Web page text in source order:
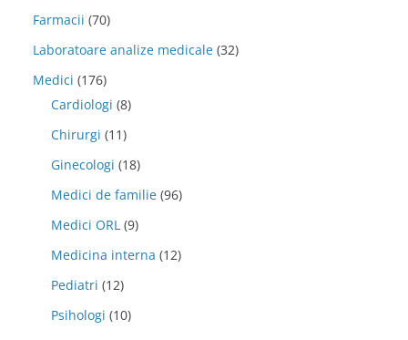
Farmacii (70)
Laboratoare analize medicale (32)
Medici (176)
Cardiologi (8)
Chirurgi (11)
Ginecologi (18)
Medici de familie (96)
Medici ORL (9)
Medicina interna (12)
Pediatri (12)
Psihologi (10)